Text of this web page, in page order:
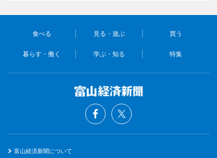
食べる 見る・遊ぶ 買う
暮らす・働く 学ぶ・知る 特集
富山経済新聞について